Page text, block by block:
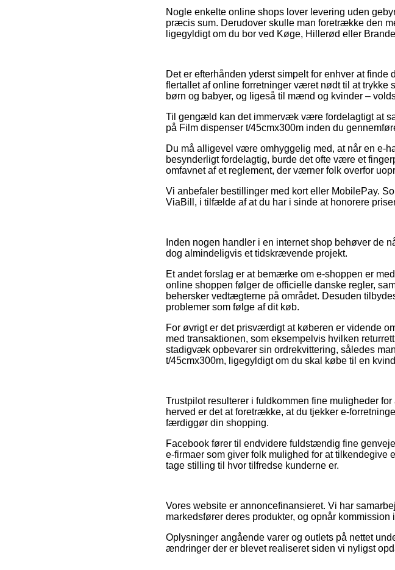
Nogle enkelte online shops lover levering uden
præcis sum. Derudover skulle man foretrække den
ligegyldigt om du bor ved Køge, Hillerød eller
Det er efterhånden yderst simpelt for enhver at
flertallet af online forretninger været nødt til at trykke
børn og babyer, og ligeså til mænd og kvinder –
Til gengæld kan det immervæk være fordelagtigt at
på Film dispenser t/45cmx300m inden du
Du må alligevel være omhyggelig med, at når en e-
besynderligt fordelagtig, burde det ofte være et
omfavnet af et reglement, der værner folk overfor
Vi anbefaler bestillinger med kort eller MobilePay.
ViaBill, i tilfælde af at du har i sinde at honorere
Inden nogen handler i en internet shop behøver de
dog almindeligvis et tidskrævende projekt.
Et andet forslag er at bemærke om e-shoppen er
online shoppen følger de officielle danske regler,
behersker vedtægterne på området. Desuden
problemer som følge af dit køb.
For øvrigt er det prisværdigt at køberen er vidende
med transaktionen, som eksempelvis hvilken
stadigvæk opbevarer sin ordrekvittering, således
t/45cmx300m, ligegyldigt om du skal købe til en
Trustpilot resulterer i fuldkommen fine muligheder
herved er det at foretrække, at du tjekker e-
færdiggør din shopping.
Facebook fører til endvidere fuldstændig fine
e-firmaer som giver folk mulighed for at tilkendegive
tage stilling til hvor tilfredse kunderne er.
Vores website er annoncefinansieret. Vi har
markedsfører deres produkter, og opnår
Oplysninger angående varer og outlets på nettet
ændringer der er blevet realiseret siden vi nyligst